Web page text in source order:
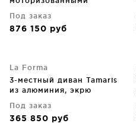
регулируемым
подголовником, бежевый
Под заказ
876 150 руб
La Forma
3-местный диван Tamaris
из алюминия, экрю
Под заказ
365 850 руб